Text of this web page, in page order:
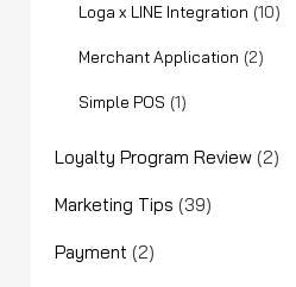
Loga x LINE Integration (10)
Merchant Application (2)
Simple POS (1)
Loyalty Program Review (2)
Marketing Tips (39)
Payment (2)